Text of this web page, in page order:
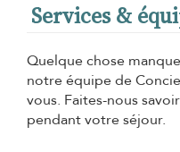
Services &
Quelque chose
notre équipe de
vous. Faites-nous
pendant votre séjour.